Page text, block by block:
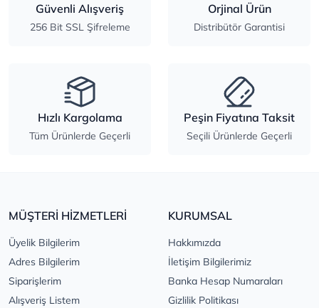
Güvenli Alışveriş
256 Bit SSL Şifreleme
Orjinal Ürün
Distribütör Garantisi
Hızlı Kargolama
Tüm Ürünlerde Geçerli
Peşin Fiyatına Taksit
Seçili Ürünlerde Geçerli
MÜŞTERİ HİZMETLERİ
Üyelik Bilgilerim
Adres Bilgilerim
Siparişlerim
Alışveriş Listem
KURUMSAL
Hakkımızda
İletişim Bilgilerimiz
Banka Hesap Numaraları
Gizlilik Politikası